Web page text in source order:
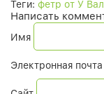
Теги: фетр от У
Написать
Имя
Электронная почта